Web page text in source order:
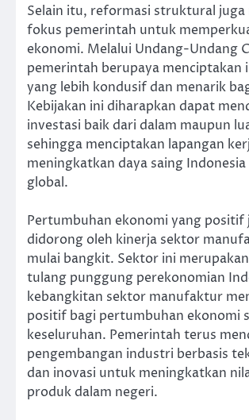
Selain itu, reformasi struktural juga
fokus pemerintah untuk
ekonomi. Melalui Undang-Undang
pemerintah berupaya menciptakan
yang lebih kondusif dan menarik
Kebijakan ini diharapkan dapat
investasi baik dari dalam maupun
sehingga menciptakan lapangan
meningkatkan daya saing Indonesia
global.
Pertumbuhan ekonomi yang positif
didorong oleh kinerja sektor
mulai bangkit. Sektor ini
tulang punggung perekonomian
kebangkitan sektor manufaktur
positif bagi pertumbuhan ekonomi
keseluruhan. Pemerintah terus
pengembangan industri berbasis
dan inovasi untuk meningkatkan
produk dalam negeri.